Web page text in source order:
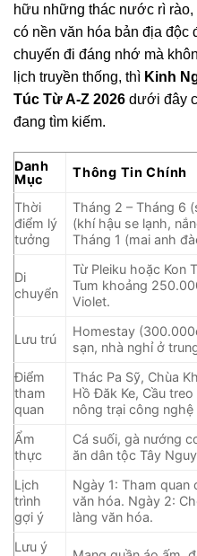
hữu những thác nước rì
có nền văn hóa bản địa độc
chuyến đi đáng nhớ mà
lịch truyền thống, thì Kinh
Túc Từ A-Z 2026 dưới đây
đang tìm kiếm.
Danh
Mục
Thông Tin Chính
Thời
điểm lý
tưởng
Tháng 2 – Tháng 6
(khí hậu se lạnh,
Tháng 1 (mai anh
Di
chuyển
Từ Pleiku hoặc Kon
Tum khoảng
Violet.
Lưu trú
Homestay
sạn, nhà nghỉ ở
Điểm
tham
quan
Thác Pa Sỹ, Chùa
Hồ Đăk Ke, Cầu treo
nông trại công
Ẩm
thực
Cá suối, gà nướng
ăn dân tộc Tây
Lịch
trình
gợi ý
Ngày 1: Tham quan
văn hóa. Ngày 2:
làng văn hóa.
Lưu ý